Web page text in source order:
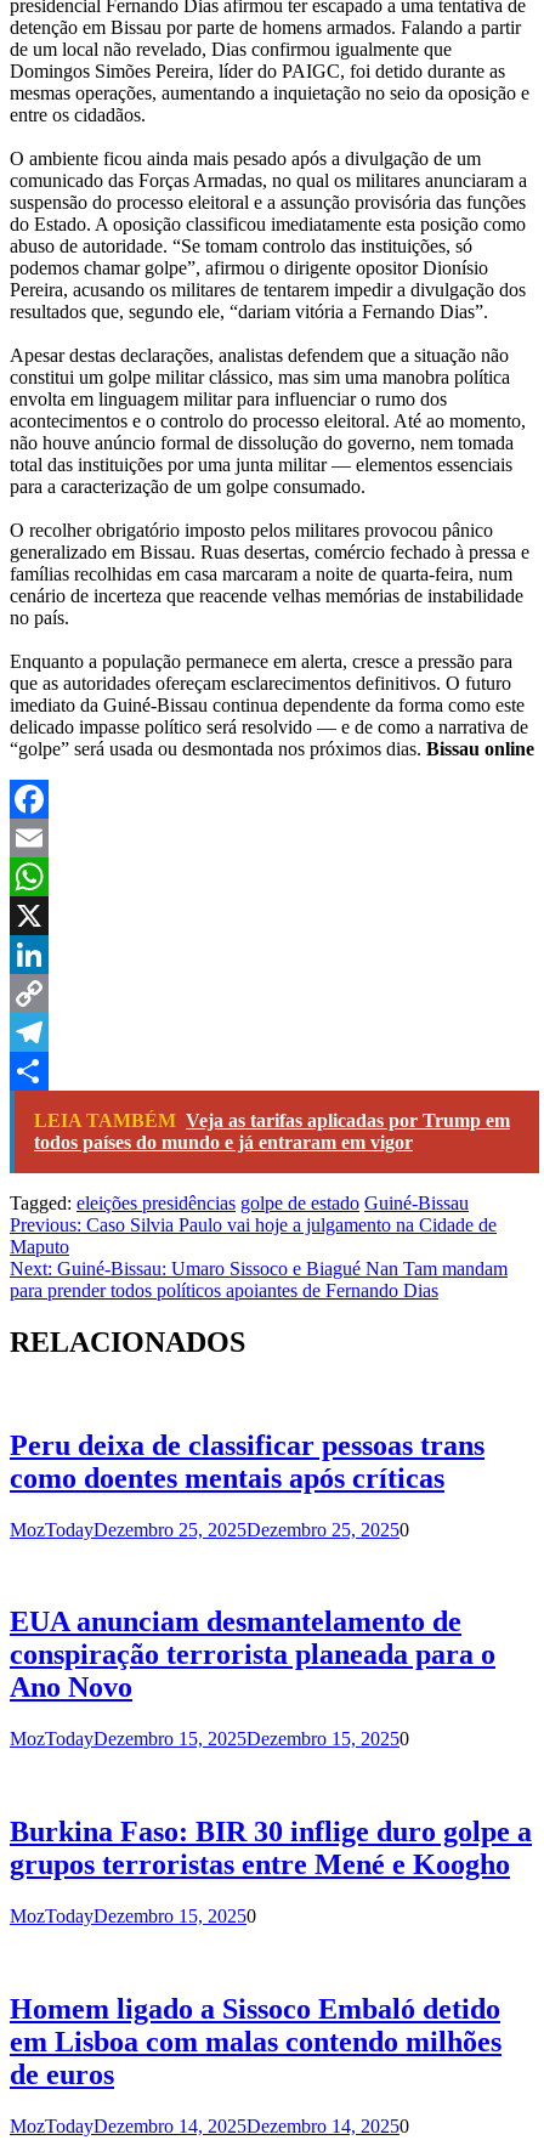
presidencial Fernando Dias afirmou ter escapado a uma tentativa de
detenção em Bissau por parte de homens armados. Falando a partir
de um local não revelado, Dias confirmou igualmente que
Domingos Simões Pereira, líder do PAIGC, foi detido durante as
mesmas operações, aumentando a inquietação no seio da oposição e
entre os cidadãos.
O ambiente ficou ainda mais pesado após a divulgação de um
comunicado das Forças Armadas, no qual os militares anunciaram a
suspensão do processo eleitoral e a assunção provisória das funções
do Estado. A oposição classificou imediatamente esta posição como
abuso de autoridade. “Se tomam controlo das instituições, só
podemos chamar golpe”, afirmou o dirigente opositor Dionísio
Pereira, acusando os militares de tentarem impedir a divulgação dos
resultados que, segundo ele, “dariam vitória a Fernando Dias”.
Apesar destas declarações, analistas defendem que a situação não
constitui um golpe militar clássico, mas sim uma manobra política
envolta em linguagem militar para influenciar o rumo dos
acontecimentos e o controlo do processo eleitoral. Até ao momento,
não houve anúncio formal de dissolução do governo, nem tomada
total das instituições por uma junta militar — elementos essenciais
para a caracterização de um golpe consumado.
O recolher obrigatório imposto pelos militares provocou pânico
generalizado em Bissau. Ruas desertas, comércio fechado à pressa e
famílias recolhidas em casa marcaram a noite de quarta-feira, num
cenário de incerteza que reacende velhas memórias de instabilidade
no país.
Enquanto a população permanece em alerta, cresce a pressão para
que as autoridades ofereçam esclarecimentos definitivos. O futuro
imediato da Guiné-Bissau continua dependente da forma como este
delicado impasse político será resolvido — e de como a narrativa de
“golpe” será usada ou desmontada nos próximos dias. Bissau online
Facebook
Email
WhatsApp
X
LinkedIn
Copy
Link
Telegram
Share
LEIA TAMBÉM Veja as tarifas aplicadas por Trump em
todos países do mundo e já entraram em vigor
Tagged: eleições presidências golpe de estado Guiné-Bissau
Navegação
de
artigos
Previous: Caso Silvia Paulo vai hoje a julgamento na Cidade de
Maputo
Next: Guiné-Bissau: Umaro Sissoco e Biagué Nan Tam mandam
para prender todos políticos apoiantes de Fernando Dias
RELACIONADOS
Peru deixa de classificar pessoas trans
como doentes mentais após críticas
MozTodayDezembro 25, 2025Dezembro 25, 20250
EUA anunciam desmantelamento de
conspiração terrorista planeada para o
Ano Novo
MozTodayDezembro 15, 2025Dezembro 15, 20250
Burkina Faso: BIR 30 inflige duro golpe a
grupos terroristas entre Mené e Koogho
MozTodayDezembro 15, 20250
Homem ligado a Sissoco Embaló detido
em Lisboa com malas contendo milhões
de euros
MozTodayDezembro 14, 2025Dezembro 14, 20250